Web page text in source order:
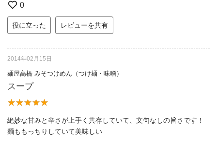
0
役に立った レビューを共有
2014年02月15日
麺屋高橋 みそつけめん（つけ麺・味噌）
スープ
絶妙な甘みと辛さが上手く共存していて、文句なしの旨さです！
麺ももっちりしていて美味しい